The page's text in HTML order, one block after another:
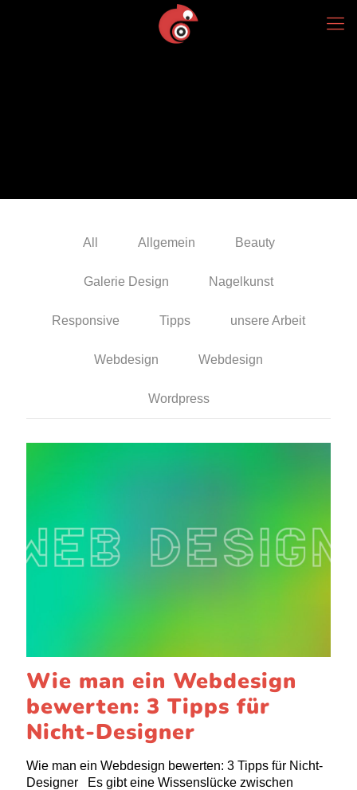
All Allgemein Beauty
Galerie Design Nagelkunst
Responsive Tipps unsere Arbeit
Webdesign Webdesign
Wordpress
Wie man ein Webdesign
bewerten: 3 Tipps für
Nicht-Designer
Wie man ein Webdesign bewerten: 3 Tipps für Nicht-
Designer Es gibt eine Wissenslücke zwischen